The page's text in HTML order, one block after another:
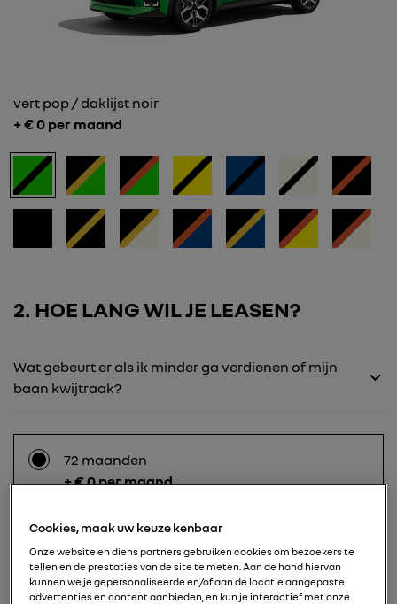
vert pop / daklijst noir
+ €0 per maand
2 HOE LANG WIL JE LEASEN?
Wat gebeurt er als ik minder ga verdienen of mijn
baan kwijtraak?
72 maanden
+ € 0 per maand
60 maanden
+ € 22 per maand
Cookies, maak uw keuze kenbaar
Onze website en diens partners gebruiken cookies om bezoekers te
tellen en de prestaties van de site te meten. Aan de hand hiervan
kunnen we je gepersonaliseerde en/of aan de locatie aangepaste
advertenties en content aanbieden, en kun je interactief met onze